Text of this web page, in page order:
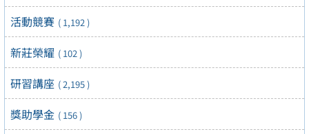
活動競賽 ( 1,192 )
新莊榮耀 ( 102 )
研習講座 ( 2,195 )
獎助學金 ( 156 )